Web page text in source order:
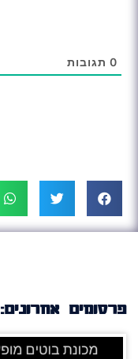
0 תגובות
פרסומים אחרונים: